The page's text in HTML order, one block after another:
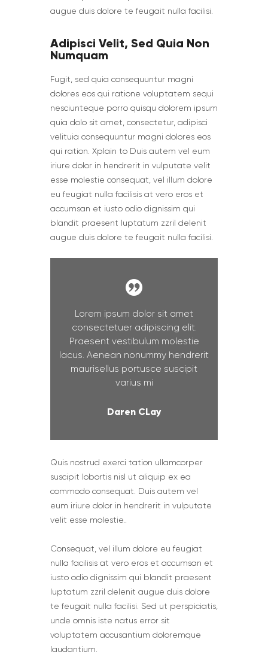
augue duis dolore te feugait nulla facilisi.
Adipisci Velit, Sed Quia Non
Numquam
Fugit, sed quia consequuntur magni
dolores eos qui ratione voluptatem sequi
nesciunteque porro quisqu dolorem ipsum
quia dolo sit amet, consectetur, adipisci
velituia consequuntur magni dolores eos
qui ration. Xplain to Duis autem vel eum
iriure dolor in hendrerit in vulputate velit
esse molestie consequat, vel illum dolore
eu feugiat nulla facilisis at vero eros et
accumsan et iusto odio dignissim qui
blandit praesent luptatum zzril delenit
augue duis dolore te feugait nulla facilisi.
Lorem ipsum dolor sit amet
consectetuer adipiscing elit.
Praesent vestibulum molestie
lacus. Aenean nonummy hendrerit
maurisellus portusce suscipit
varius mi
Daren CLay
Quis nostrud exerci tation ullamcorper
suscipit lobortis nisl ut aliquip ex ea
commodo consequat. Duis autem vel
eum iriure dolor in hendrerit in vulputate
velit esse molestie..
Сonsequat, vel illum dolore eu feugiat
nulla facilisis at vero eros et accumsan et
iusto odio dignissim qui blandit praesent
luptatum zzril delenit augue duis dolore
te feugait nulla facilisi. Sed ut perspiciatis,
unde omnis iste natus error sit
voluptatem accusantium doloremque
laudantium.